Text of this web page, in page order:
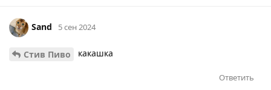
Sаnd 5 сен 2024
Стив Пиво какашка
Ответить